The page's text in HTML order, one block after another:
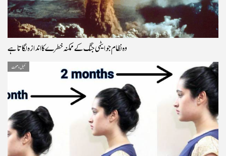
وہ نظام جو ایٹمی جنگ کے ممکنہ خطرے کا اندازہ لگاتا ہے
کھیل و صحت